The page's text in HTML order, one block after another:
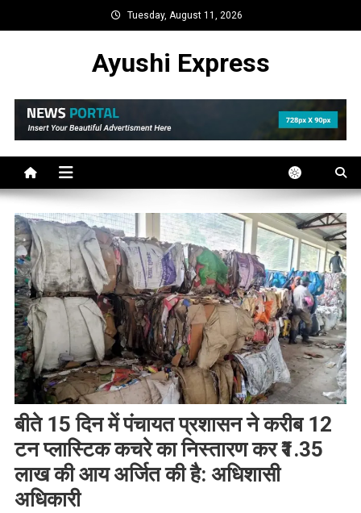
to
Tuesday, August 11, 2026
Ayushi Express
बीते 15 दिन में पंचायत प्रशासन ने करीब 12
टन प्लास्टिक कचरे का निस्तारण कर ₹1.35
लाख की आय अर्जित की है: अधिशासी
अधिकारी